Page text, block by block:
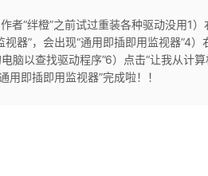
者“绊橙”之前试过重装各种驱动没用1
视器”，会出现“通用即插即用监视器”4
脑以查找驱动程序”6）点击“让我从计
用即插即用监视器”完成啦！！